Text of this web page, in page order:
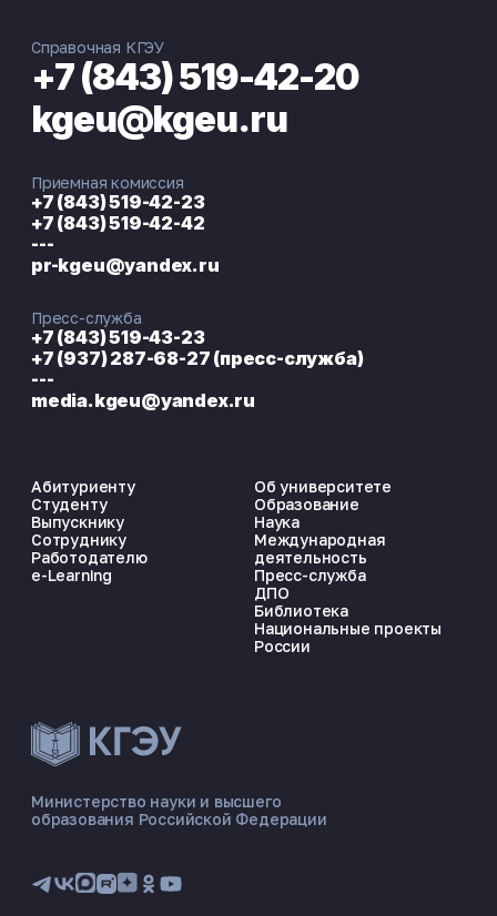
ЭНЕРГОКОД — ПОМОЩНИК КГЭУ
📋 Приёмная комиссия
🏠 Общежитие
Министерство науки и высшего
образования Российской Федерации
Абитуриенту
Студенту
Выпускнику
Сотруднику
Работодателю
e-Learning
Об университете
Образование
Наука
Международная
деятельность
Пресс-служба
ДПО
Библиотека
Национальные проекты
России
Справочная КГЭУ
+7 (843) 519-42-20
kgeu@kgeu.ru
Приемная комиссия
+7 (843) 519-42-23
+7 (843) 519-42-42
---
pr-kgeu@yandex.ru
Пресс-служба
+7 (843) 519-43-23
+7 (937) 287-68-27 (пресс-служба)
---
media.kgeu@yandex.ru